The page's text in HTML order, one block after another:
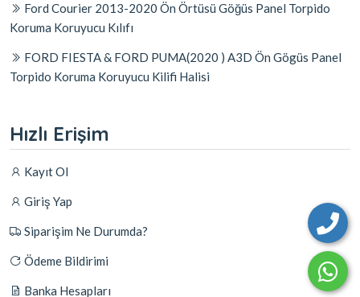
Ford Courier 2013-2020 Ön Örtüsü Göğüs Panel Torpido
Koruma Koruyucu Kılıfı
FORD FIESTA & FORD PUMA(2020 ) A3D Ön Gögüs Panel
Torpido Koruma Koruyucu Kilifi Halisi
Hızlı Erişim
Kayıt Ol
Giriş Yap
Siparişim Ne Durumda?
Ödeme Bildirimi
Banka Hesapları